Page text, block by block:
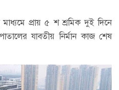
প্রায় ৫ শ শ্রমিক দুই দিনে
যাবতীয় নির্মান কাজ শেষ